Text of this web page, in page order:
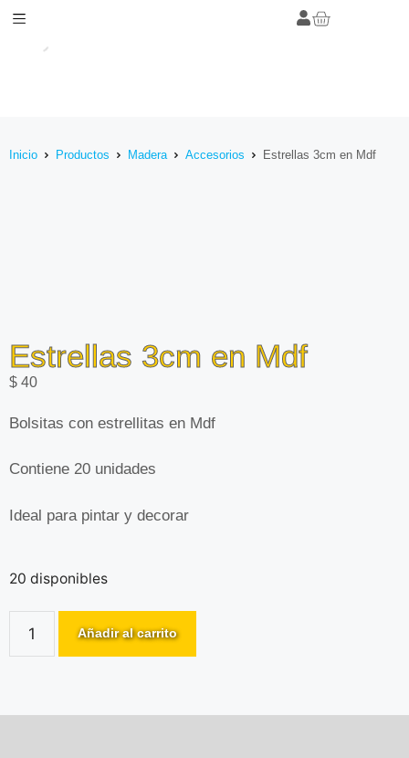
Inicio Productos Madera Accesorios Estrellas 3cm en Mdf
Estrellas 3cm en Mdf
$ 40
Bolsitas con estrellitas en Mdf
Contiene 20 unidades
Ideal para pintar y decorar
20 disponibles
Añadir al carrito